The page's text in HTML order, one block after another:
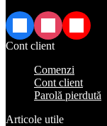
FacebookInstagramTikTok
Cont client
Comenzi
Cont client
Parolă pierdută
Articole utile